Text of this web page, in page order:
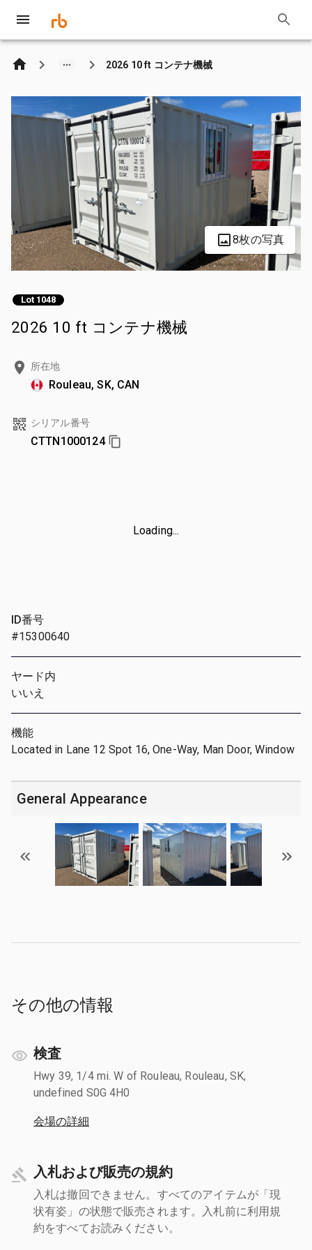
2026 10 ft コンテナ機械
8枚の写真
Lot 1048
2026 10 ft コンテナ機械
所在地
Rouleau, SK, CAN
シリアル番号
CTTN1000124
Loading...
ID番号
#15300640
ヤード内
いいえ
機能
Located in Lane 12 Spot 16, One-Way, Man Door, Window
General Appearance
その他の情報
検査
Hwy 39, 1/4 mi. W of Rouleau, Rouleau, SK,
undefined S0G 4H0
会場の詳細
入札および販売の規約
入札は撤回できません。すべてのアイテムが「現
状有姿」の状態で販売されます。入札前に利用規
約をすべてお読みください。